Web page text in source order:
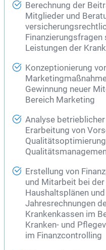
Berechnung der
Mitglieder und
Finanzierungsfragen
Leistungen der
Konzeptionierung
Gewinnung neuer
Bereich Marketing
Analyse
Erarbeitung von
Erstellung von
und Mitarbeit bei
Haushaltsplänen und
Jahresrechnungen
Krankenkassen im
Kranken- und
im Finanzcontrolling